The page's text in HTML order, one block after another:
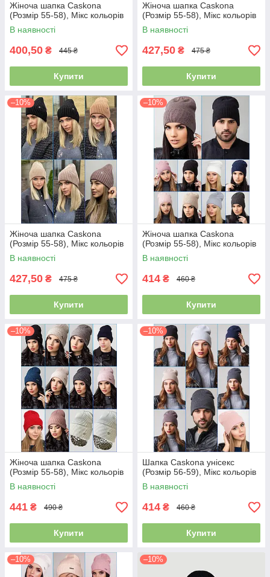
Жіноча шапка Caskona
(Розмір 55-58), Мікс кольорів
В наявності
400,50 ₴ 445 ₴
Купити
Жіноча шапка Caskona
(Розмір 55-58), Мікс кольорів
В наявності
427,50 ₴ 475 ₴
Купити
–10%
Жіноча шапка Caskona
(Розмір 55-58), Мікс кольорів
В наявності
427,50 ₴ 475 ₴
Купити
–10%
Жіноча шапка Caskona
(Розмір 55-58), Мікс кольорів
В наявності
414 ₴ 460 ₴
Купити
–10%
Жіноча шапка Caskona
(Розмір 55-58), Мікс кольорів
В наявності
441 ₴ 490 ₴
Купити
–10%
Шапка Caskona унісекс
(Розмір 56-59), Мікс кольорів
В наявності
414 ₴ 460 ₴
Купити
–10% –10%